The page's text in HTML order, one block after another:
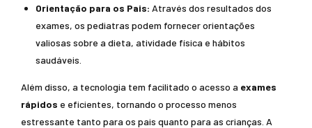
Orientação para os Pais: Através dos resultados dos
exames, os pediatras podem fornecer orientações
valiosas sobre a dieta, atividade física e hábitos
saudáveis.
Além disso, a tecnologia tem facilitado o acesso a exames
rápidos e eficientes, tornando o processo menos
estressante tanto para os pais quanto para as crianças. A